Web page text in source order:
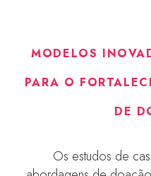
MODELOS
PARA O
DE
Os estudos de